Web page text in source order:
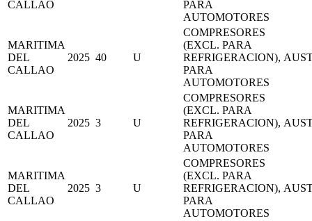
CALLAO
PARA
AUTOMOTORES
MARITIMA
DEL
CALLAO
2025 40 U
COMPRESORES
(EXCL. PARA
REFRIGERACION),
PARA
AUTOMOTORES
MARITIMA
DEL
CALLAO
2025 3 U
COMPRESORES
(EXCL. PARA
REFRIGERACION),
PARA
AUTOMOTORES
MARITIMA
DEL
CALLAO
2025 3 U
COMPRESORES
(EXCL. PARA
REFRIGERACION),
PARA
AUTOMOTORES